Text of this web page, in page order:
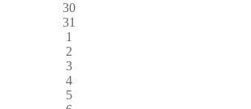
30
31
1
2
3
4
5